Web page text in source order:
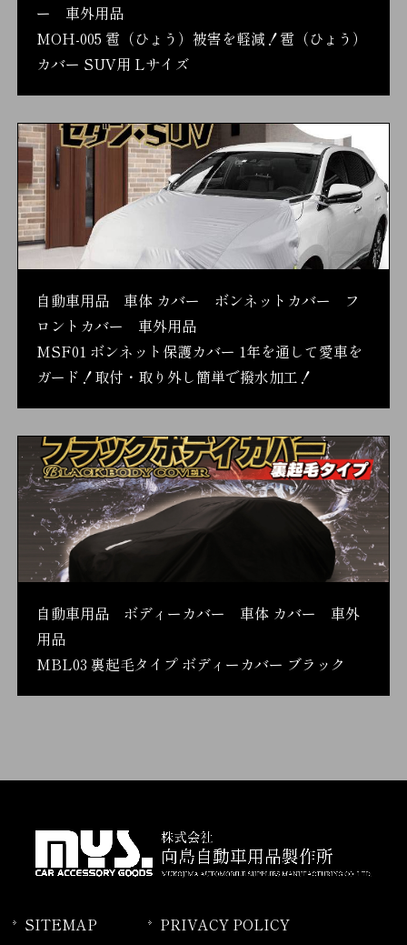
ー 車外用品
MOH-005 雹（ひょう）被害を軽減！雹（ひょう）
カバー SUV用 Lサイズ
自動車用品 車体 カバー ボンネットカバー フ
ロントカバー 車外用品
MSF01 ボンネット保護カバー 1年を通して愛車を
ガード！取付・取り外し簡単で撥水加工！
自動車用品 ボディーカバー 車体 カバー 車外
用品
MBL03 裏起毛タイプ ボディーカバー ブラック
SITEMAP PRIVACY POLICY